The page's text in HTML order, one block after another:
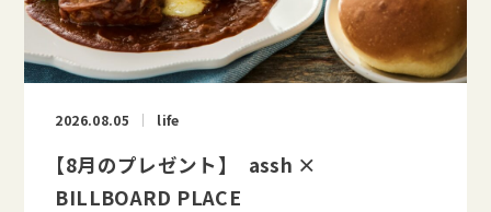
2026.08.05 life
【8月のプレゼント】 assh ×
BILLBOARD PLACE